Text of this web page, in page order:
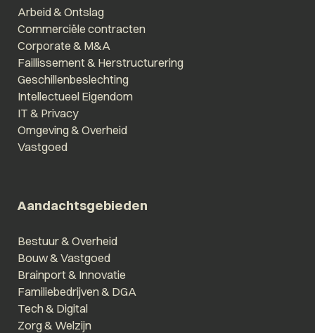
Arbeid & Ontslag
Commerciële contracten
Corporate & M&A
Faillissement & Herstructurering
Geschillenbeslechting
Intellectueel Eigendom
IT & Privacy
Omgeving & Overheid
Vastgoed
Aandachtsgebieden
Bestuur & Overheid
Bouw & Vastgoed
Brainport & Innovatie
Familiebedrijven & DGA
Tech & Digital
Zorg & Welzijn